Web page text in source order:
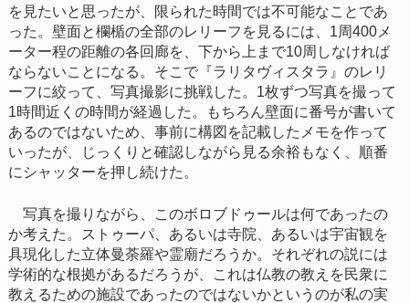
を見たいと思ったが、限られた時間では不可能なことであ
った。壁面と欄楯の全部のレリーフを見るには、1周400メ
ーター程の距離の各回廊を、下から上まで10周しなければ
ならないことになる。そこで『ラリタヴィスタラ』のレリ
ーフに絞って、写真撮影に挑戦した。1枚ずつ写真を撮って
1時間近くの時間が経過した。もちろん壁面に番号が書いて
あるのではないため、事前に構図を記載したメモを作って
いったが、じっくりと確認しながら見る余裕もなく、順番
にシャッターを押し続けた。
写真を撮りながら、このボロブドゥールは何であったの
か考えた。ストゥーパ、あるいは寺院、あるいは宇宙観を
具現化した立体曼荼羅や霊廟だろうか。それぞれの説には
学術的な根拠があるだろうが、これは仏教の教えを民衆に
教えるための施設であったのではないかというのが私の実